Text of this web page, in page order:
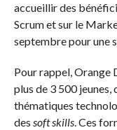
accueillir des
Scrum et sur le
septembre pour une
Pour rappel, Orange
plus de 3 500
thématiques
des soft skills. Ces